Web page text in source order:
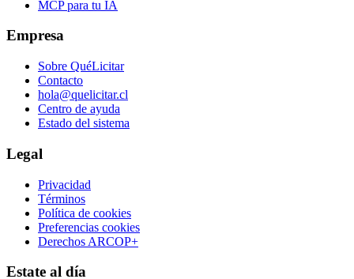
MCP para tu IA
Empresa
Sobre QuéLicitar
Contacto
hola@quelicitar.cl
Centro de ayuda
Estado del sistema
Legal
Privacidad
Términos
Política de cookies
Preferencias cookies
Derechos ARCOP+
Estate al día